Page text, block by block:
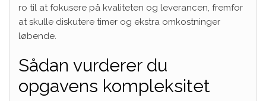
ro til at fokusere på kvaliteten og leverancen, fremfor
at skulle diskutere timer og ekstra omkostninger
løbende.
Sådan vurderer du
opgavens kompleksitet